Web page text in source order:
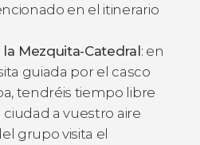
en el itinerario
Mezquita-Catedral: en
guiada por el casco
tendréis tiempo libre
a vuestro aire
grupo visita el